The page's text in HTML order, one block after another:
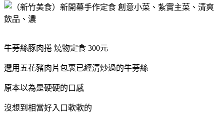
牛蒡絲豚肉捲 燒物定食 300元
選用五花豬肉片包裹已經清炒過的牛蒡絲
原本以為是硬硬的口感
沒想到相當好入口軟軟的